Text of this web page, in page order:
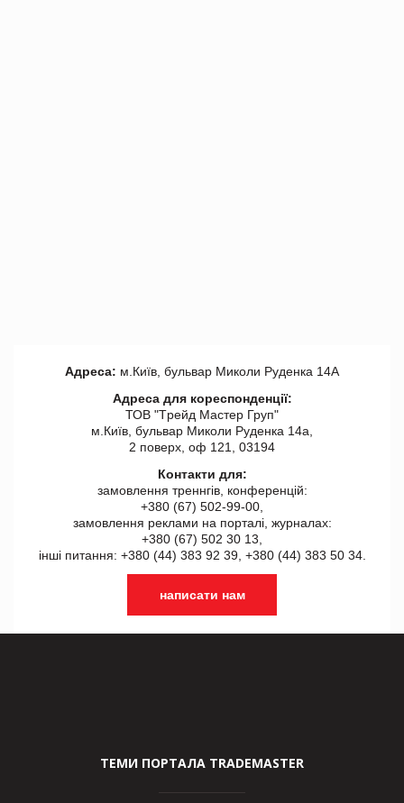
Адреса: м.Київ, бульвар Миколи Руденка 14А
Адреса для кореспонденції:
ТОВ "Tрейд Мастер Груп"
м.Київ, бульвар Миколи Руденка 14а,
2 поверх, оф 121, 03194
Контакти для:
замовлення треннгів, конференцій:
+380 (67) 502-99-00,
замовлення реклами на порталі, журналах:
+380 (67) 502 30 13,
інші питання: +380 (44) 383 92 39, +380 (44) 383 50 34.
написати нам
ТЕМИ ПОРТАЛА TRADEMASTER